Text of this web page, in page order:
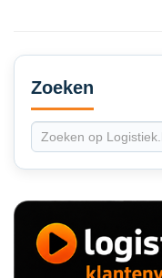
Secondary
Sidebar
Zoeken